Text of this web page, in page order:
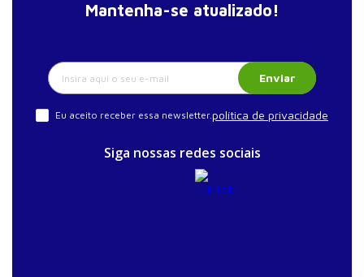
Mantenha-se atualizado!
Enviar
Eu aceito receber essa newsletter.política de privacidade
Siga nossas redes sociais